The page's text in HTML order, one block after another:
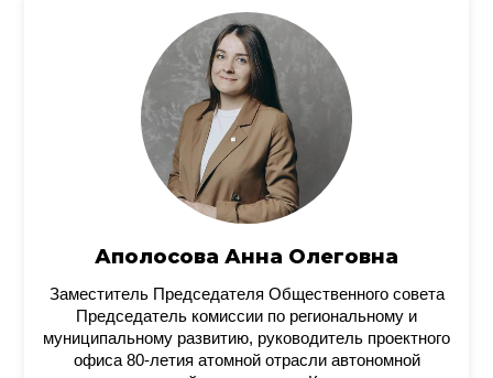
Аполосова Анна Олеговна
Заместитель Председателя Общественного совета
Председатель комиссии по региональному и
муниципальному развитию, руководитель проектного
офиса 80-летия атомной отрасли автономной